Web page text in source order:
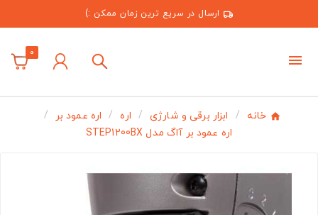
ارسال در سریع ترین زمان ممکن :)
0
خانه ابزار برقی و شارژی اره
اره عمود بر
اره عمود بر آاگ مدل STEP1200BX